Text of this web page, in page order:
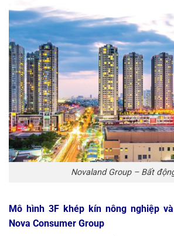
Novaland Group – Bất
Mô hình 3F khép kín nông nghiệp
Nova Consumer Group